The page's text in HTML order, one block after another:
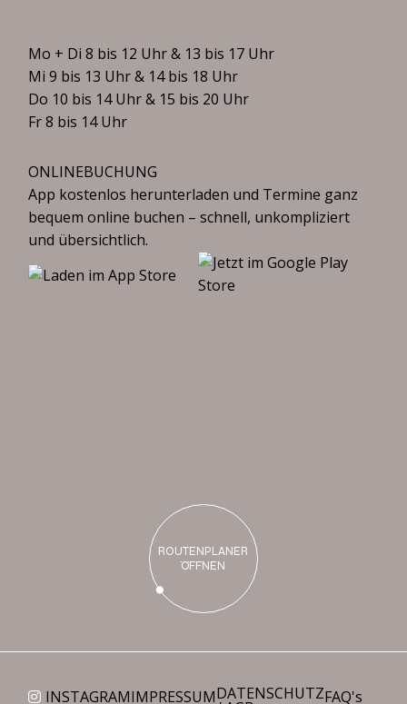
Mo + Di 8 bis 12 Uhr & 13 bis 17 Uhr
Mi 9 bis 13 Uhr & 14 bis 18 Uhr
Do 10 bis 14 Uhr & 15 bis 20 Uhr
Fr 8 bis 14 Uhr
ONLINEBUCHUNG
App kostenlos herunterladen und Termine ganz
bequem online buchen – schnell, unkompliziert
und übersichtlich.
i un
ROUTENPLANER
ÖFFNEN
INSTAGRAMIMPRESSUMDATENSCHUTZFAQ's